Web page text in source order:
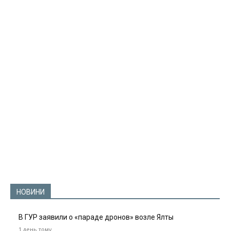
НОВИНИ
В ГУР заявили о «параде дронов» возле Ялты
1 день тому